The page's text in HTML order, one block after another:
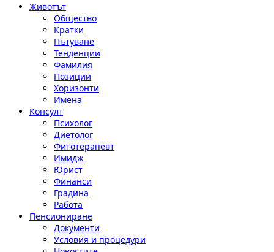
Животът
Общество
Кратки
Пътуване
Тенденции
Фамилия
Позиции
Хоризонти
Имена
Консулт
Психолог
Диетолог
Фитотерапевт
Имидж
Юрист
Финанси
Градина
Работа
Пенсиониране
Документи
Условия и процедури